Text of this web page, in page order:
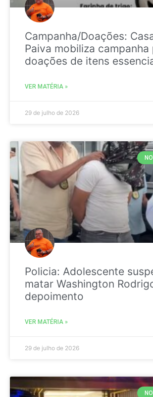
Campanha/Doações:
Paiva mobiliza campanha
doações de itens
VER MATÉRIA »
29 de julho de 2026
Policia: Adolescente
matar Washington
depoimento
VER MATÉRIA »
29 de julho de 2026